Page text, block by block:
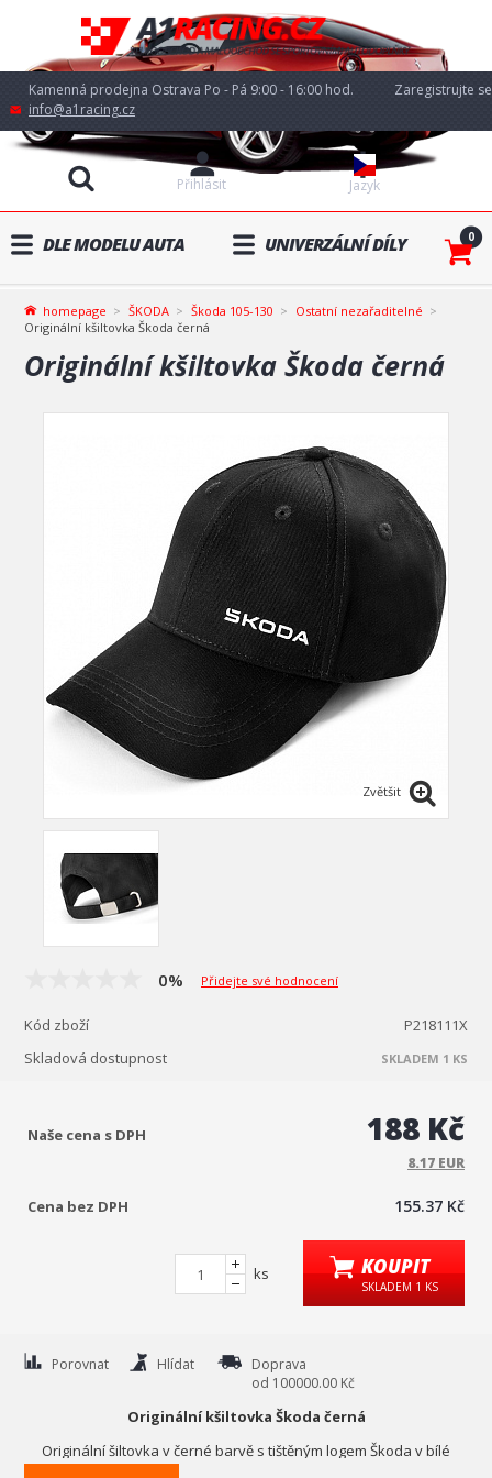
Kamenná prodejna Ostrava Po - Pá 9:00 - 16:00 hod.
info@a1racing.cz
Jazyk
Přihlásit
Zaregistrujte se
DLE MODELU AUTA UNIVERZÁLNÍ DÍLY 0
homepage ŠKODA Škoda 105-130
Ostatní nezařaditelné
Originální kšiltovka Škoda černá
Originální kšiltovka Škoda černá
Zvětšit
0% Přidejte své hodnocení
Kód zboží
P218111X
Skladová dostupnost
SKLADEM 1 KS
Naše cena s DPH 188 Kč
8.17 EUR
Cena bez DPH 155.37 Kč
ks KOUPIT
SKLADEM 1 KS
Porovnat Hlídat
Doprava
od 100000.00 Kč
Originální kšiltovka Škoda černá
Originální šiltovka v černé barvě s tištěným logem Škoda v bílé